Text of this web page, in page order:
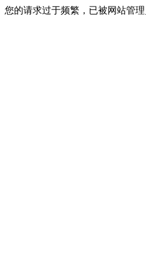
您的请求过于频繁，已被网站管